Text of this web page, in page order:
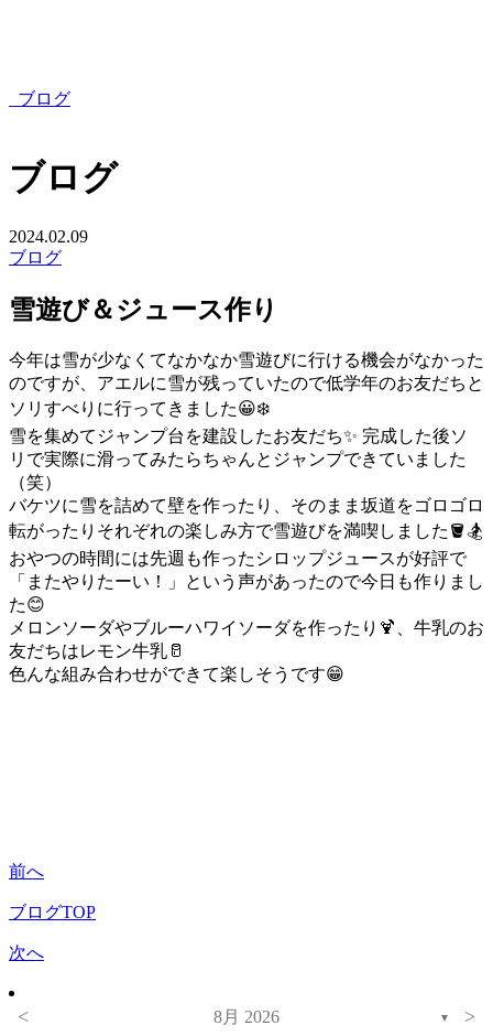
ブログ
ブログ
2024.02.09
ブログ
雪遊び＆ジュース作り
今年は雪が少なくてなかなか雪遊びに行ける機会がなかった
のですが、アエルに雪が残っていたので低学年のお友だちと
ソリすべりに行ってきました😀❄️
雪を集めてジャンプ台を建設したお友だち✨ 完成した後ソ
リで実際に滑ってみたらちゃんとジャンプできていました
（笑）
バケツに雪を詰めて壁を作ったり、そのまま坂道をゴロゴロ
転がったりそれぞれの楽しみ方で雪遊びを満喫しました🪣🏂
おやつの時間には先週も作ったシロップジュースが好評で
「またやりたーい！」という声があったので今日も作りまし
た😊
メロンソーダやブルーハワイソーダを作ったり🍹、牛乳のお
友だちはレモン牛乳🥛
色んな組み合わせができて楽しそうです😁
前へ
ブログTOP
次へ
< 8月 2026 ▼ >